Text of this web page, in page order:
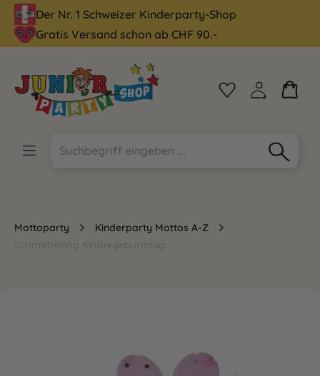
springen
Der Nr. 1 Schweizer Kinderparty-Shop
Gratis Versand schon ab CHF 90.-
Mottoparty
Kinderparty Mottos A-Z
Schmetterling Kindergeburtstag